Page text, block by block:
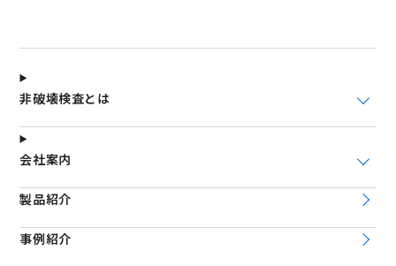
非破壊検査とは
会社案内
製品紹介
事例紹介